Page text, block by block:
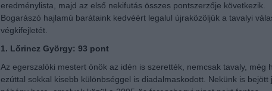
eredménylista, majd az első nekifutás összes pontszerzője következik.
Bogarászó hajlamú barátaink kedvéért legalul újraközöljük a tavalyi
végkifejletét.
1. Lőrincz György: 93 pont
Az egerszalóki mestert önök az idén is szerették, nemcsak tavaly, még
ezúttal sokkal kisebb különbséggel is diadalmaskodott. Nekünk is bejött